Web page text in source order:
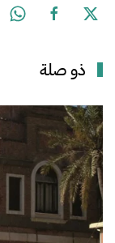
ذو صلة